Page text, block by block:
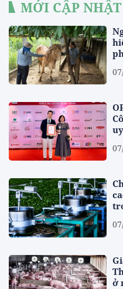
MỚI CẬP NHẬT
ở